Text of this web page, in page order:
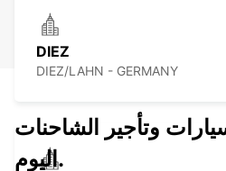
DIEZ
DIEZ/LAHN - GERMANY
وتأجير الشاحنات
اليوم.